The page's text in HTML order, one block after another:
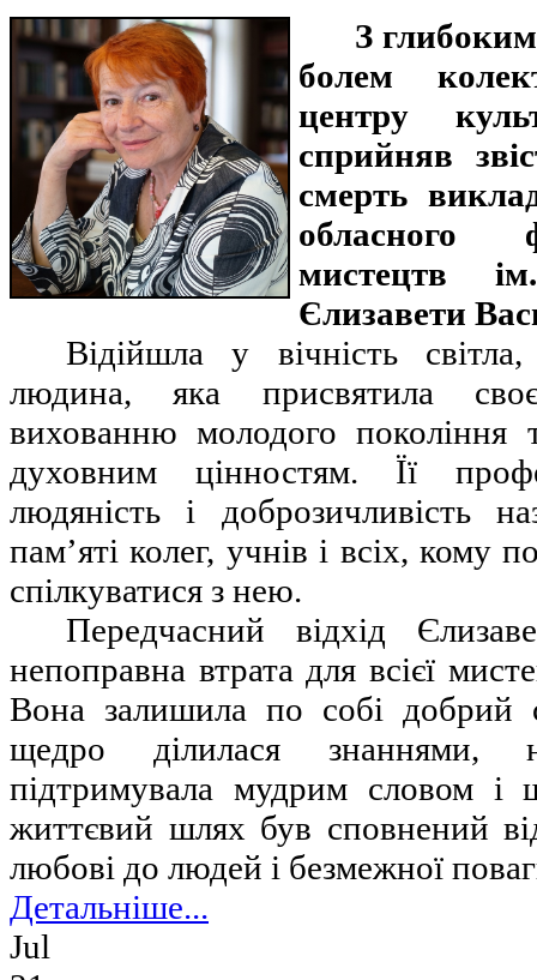
З
болем
центру
сприйняв
смерть
обласного
мистецтв
Єлизавети
Відійшла у вічність
людина, яка присвятила
вихованню молодого покоління
духовним цінностям. Її
людяність і доброзичливість
пам’яті колег, учнів і всіх, кому
спілкуватися з нею.
Передчасний відхід
непоправна втрата для всієї
Вона залишила по собі добрий
щедро ділилася знаннями,
підтримувала мудрим словом
життєвий шлях був сповнений
любові до людей і безмежної
Детальніше...
Jul